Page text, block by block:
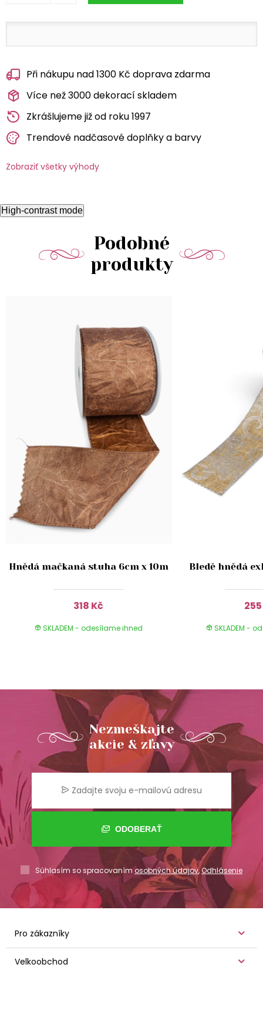
Při nákupu nad 1300 Kč doprava zdarma
Více než 3000 dekorací skladem
Zkrášlujeme již od roku 1997
Trendové nadčasové doplňky a barvy
Zobraziť všetky výhody
High-contrast mode
Podobné
produkty
Hnědá mačkaná stuha 6cm x 10m
318 Kč
SKLADEM - odesílame ihned
Bledě hnědá
SKLADEM -
Nezmeškajte
akcie & zľavy
ODOBERAŤ
Súhlasím so spracovaním osobných údajov,Odhlásenie
Pro zákazníky
Velkoobchod